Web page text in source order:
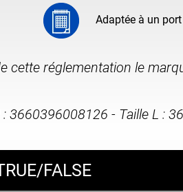
Adaptée à un
réglementation le
3660396008126 - Taille L :
FALSE